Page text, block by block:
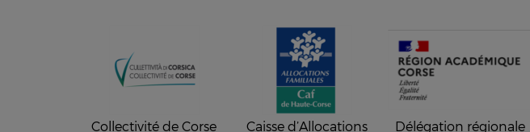
Collectivité de Corse
Caisse d’Allocations
Délégation régionale